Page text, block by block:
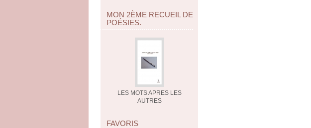
MON 2ÈME RECUEIL DE
POÉSIES.
LES MOTS APRES LES
AUTRES
FAVORIS